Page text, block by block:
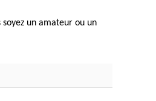
un amateur ou un